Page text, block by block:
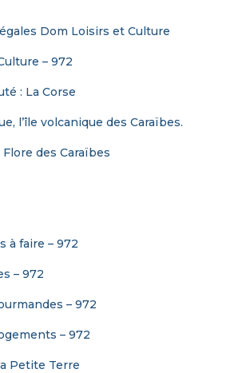
Dom Loisirs et Culture
– 972
: La Corse
l’île volcanique des Caraïbes.
des Caraïbes
à faire – 972
– 972
– 972
– 972
Petite Terre